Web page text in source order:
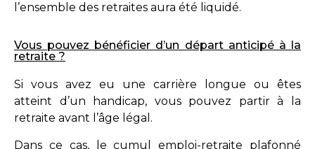
l’ensemble des retraites aura été liquidé.
Vous pouvez bénéficier d’un départ anticipé à la
retraite ?
Si vous avez eu une carrière longue ou êtes
atteint d’un handicap, vous pouvez partir à la
retraite avant l’âge légal.
Dans ce cas, le cumul emploi-retraite plafonné